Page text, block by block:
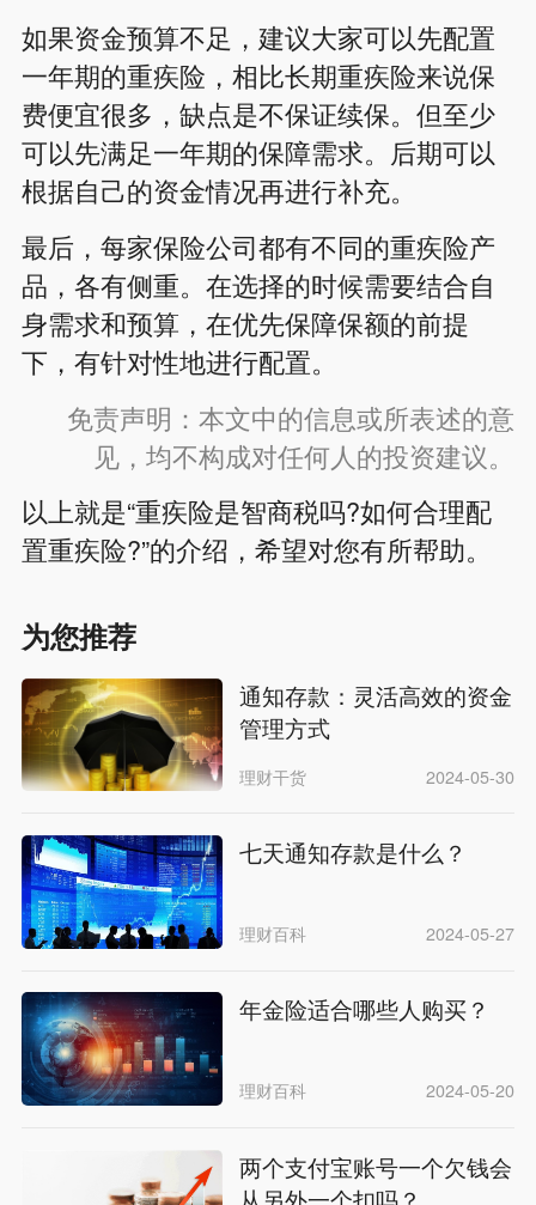
如果资金预算不足，建议大家可以先配置
一年期的重疾险，相比长期重疾险来说保
费便宜很多，缺点是不保证续保。但至少
可以先满足一年期的保障需求。后期可以
根据自己的资金情况再进行补充。
最后，每家保险公司都有不同的重疾险产
品，各有侧重。在选择的时候需要结合自
身需求和预算，在优先保障保额的前提
下，有针对性地进行配置。
免责声明：本文中的信息或所表述的意
见，均不构成对任何人的投资建议。
以上就是“重疾险是智商税吗?如何合理配
置重疾险?”的介绍，希望对您有所帮助。
为您推荐
通知存款：灵活高效的资金
管理方式
理财干货 2024-05-30
七天通知存款是什么？
理财百科 2024-05-27
年金险适合哪些人购买？
理财百科 2024-05-20
两个支付宝账号一个欠钱会
从另外一个扣吗？